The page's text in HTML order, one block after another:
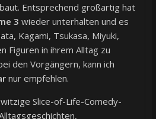
Entsprechend großartig hat
3 wieder unterhalten und es
Kagami, Tsukasa, Miyuki,
Figuren in ihrem Alltag zu
den Vorgängern, kann ich
nur empfehlen.
Slice-of-Life-Comedy-